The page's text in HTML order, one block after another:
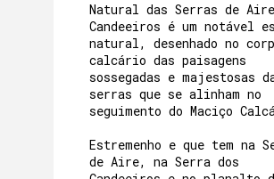
Natural das Serras de
Candeeiros é um notável
natural, desenhado no
calcário das paisagens
sossegadas e majestosas
serras que se alinham no
seguimento do Maciço
Estremenho e que tem na
de Aire, na Serra dos